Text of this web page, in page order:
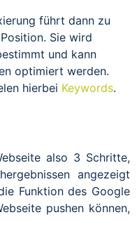
führt dann zu
Sie wird
und kann
optimiert werden.
hierbei Keywords.
also 3 Schritte,
angezeigt
Funktion des Google
pushen können,